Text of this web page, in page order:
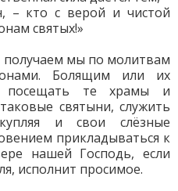
– кто с верой и чистой
святых!»
мы по молитвам
Болящим или их
посещать те храмы и
святыни, служить
и свои слёзные
прикладываться к
нашей Господь, если
исполнит просимое.